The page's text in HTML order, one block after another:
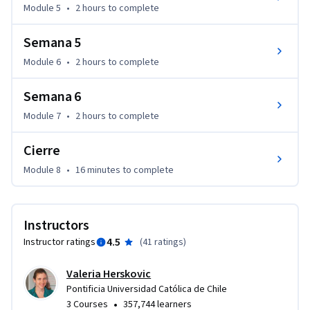
Module 5 • 2 hours to complete
Semana 5
Module 6 • 2 hours to complete
Semana 6
Module 7 • 2 hours to complete
Cierre
Module 8 • 16 minutes to complete
Instructors
Instructor ratings 4.5 (41 ratings)
Valeria Herskovic
Pontificia Universidad Católica de Chile
3 Courses • 357,744 learners